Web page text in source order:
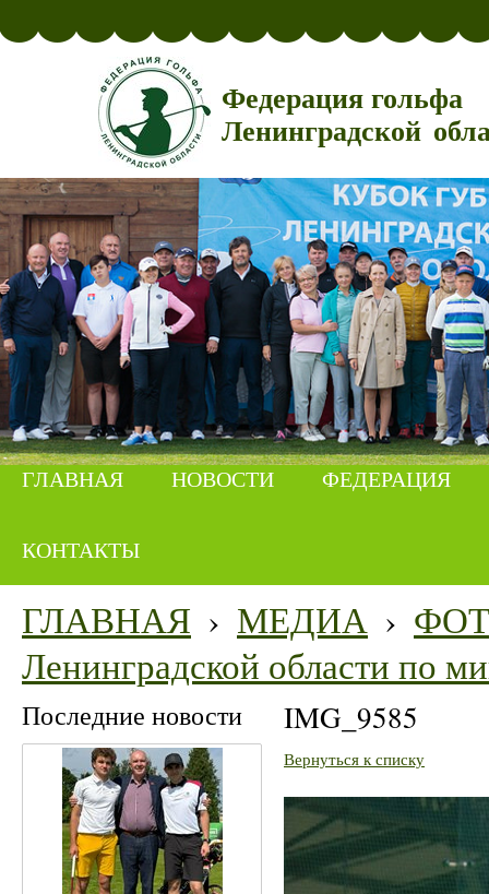
Федерация гольфа
Ленинградской
ГЛАВНАЯ НОВОСТИ ФЕДЕРАЦИЯ
КОНТАКТЫ
ГЛАВНАЯ › МЕДИА ›
Ленинградской области по
Последние новости IMG_9585
Вернуться к списку